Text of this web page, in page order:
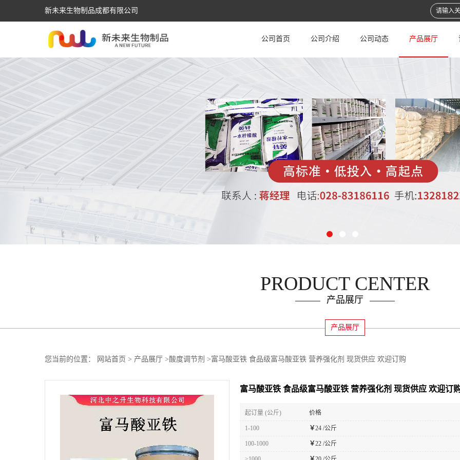
新未来生物制品成都有限公司
公司首页 公司介绍 公司动态 产品展厅
PRODUCT CENTER
产品展厅
产品展厅
您当前的位置： 网站首页 > 产品展厅 >酸度调节剂 >富马酸亚铁 食品级富马酸亚铁 营养强化剂 现货供应 欢迎订购
富马酸亚铁 食品级富马酸亚铁 营养强化剂 现货供应 欢迎订
起订量 (公斤) 价格
1-100 ￥24 /公斤
100-1000 ￥22 /公斤